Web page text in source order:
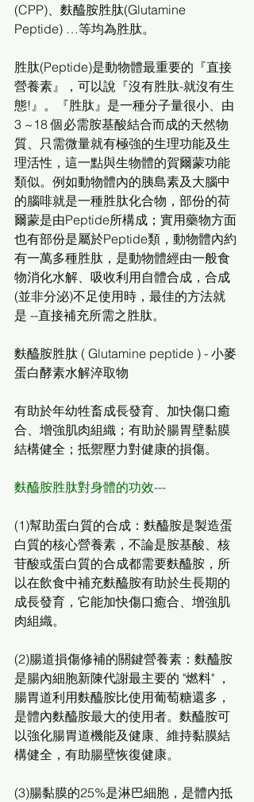
(CPP)、麩醯胺胜肽(Glutamine
Peptide) …等均為胜肽。
胜肽(Peptide)是動物體最重要的『直接
營養素』，可以說『沒有胜肽-就沒有生
態!』。『胜肽』是一種分子量很小、由
3 ~18 個必需胺基酸結合而成的天然物
質、只需微量就有極強的生理功能及生
理活性，這一點與生物體的賀爾蒙功能
類似。例如動物體內的胰島素及大腦中
的腦啡就是一種胜肽化合物，部份的荷
爾蒙是由Peptide所構成；實用藥物方面
也有部份是屬於Peptide類，動物體內約
有一萬多種胜肽，是動物體經由一般食
物消化水解、吸收利用自體合成，合成
(並非分泌)不足使用時，最佳的方法就
是 --直接補充所需之胜肽。
麩醯胺胜肽 ( Glutamine peptide ) - 小麥
蛋白酵素水解淬取物
有助於年幼牲畜成長發育、加快傷口癒
合、增強肌肉組織；有助於腸胃壁黏膜
結構健全；抵禦壓力對健康的損傷。
麩醯胺胜肽對身體的功效---
(1)幫助蛋白質的合成：麩醯胺是製造蛋
白質的核心營養素，不論是胺基酸、核
苷酸或蛋白質的合成都需要麩醯胺，所
以在飲食中補充麩醯胺有助於生長期的
成長發育，它能加快傷口癒合、增強肌
肉組織。
(2)腸道損傷修補的關鍵營養素：麩醯胺
是腸內細胞新陳代謝最主要的 "燃料" ，
腸胃道利用麩醯胺比使用葡萄糖還多，
是體內麩醯胺最大的使用者。麩醯胺可
以強化腸胃道機能及健康、維持黏膜結
構健全，有助腸壁恢復健康。
(3)腸黏膜的25%是淋巴細胞，是體內抵